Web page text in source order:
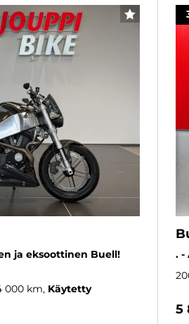
SUOSIKKI
ja eksoottinen Buell!
000 km Käytetty
. -
5